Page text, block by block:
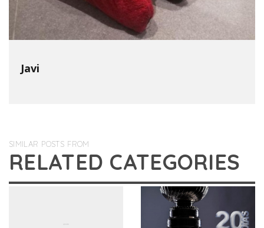
Javi
SIMILAR POSTS FROM
RELATED CATEGORIES